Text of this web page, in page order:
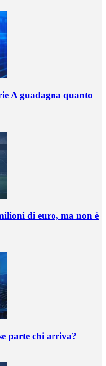
A guadagna quanto
di euro, ma non è
parte chi arriva?